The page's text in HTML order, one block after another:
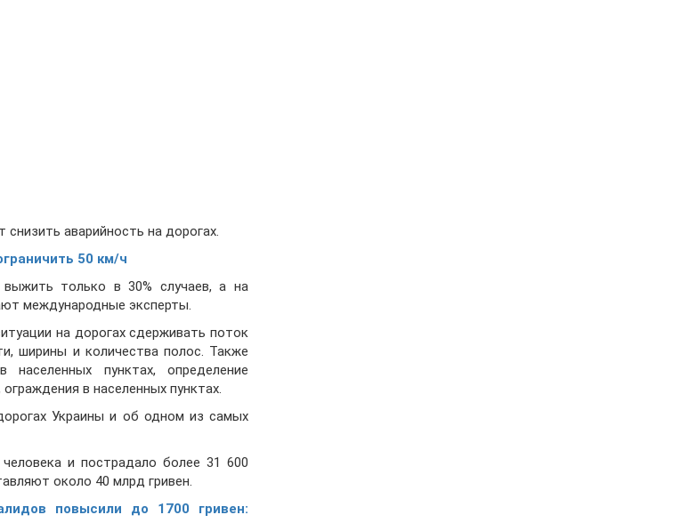
аварийность на дорогах.
50 км/ч
только в 30% случаев, а на
международные эксперты.
на дорогах сдерживать поток
ширины и количества полос. Также
пунктах, определение
в населенных пунктах.
Украины и об одном из самых
и пострадало более 31 600
около 40 млрд гривен.
повысили до 1700 гривен: